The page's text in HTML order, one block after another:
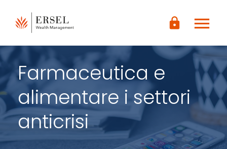
CONTENUTO
PRINCIPALE
PAGINA
lock menu
Farmaceutica e
alimentare i settori
anticrisi